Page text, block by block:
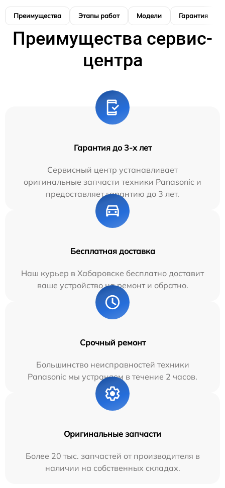
Преимущества Этапы работ Модели Гарантия
Преимущества сервис-
центра
Гарантия до 3-х лет
Сервисный центр устанавливает
оригинальные запчасти техники Panasonic и
предоставляет гарантию до 3 лет.
Бесплатная доставка
Наш курьер в Хабаровске бесплатно доставит
ваше устройство на ремонт и обратно.
Срочный ремонт
Большинство неисправностей техники
Panasonic мы устраняем в течение 2 часов.
Оригинальные запчасти
Более 20 тыс. запчастей от производителя в
наличии на собственных складах.